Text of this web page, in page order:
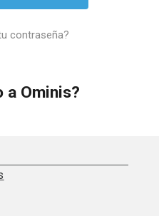
contraseña?
a Ominis?